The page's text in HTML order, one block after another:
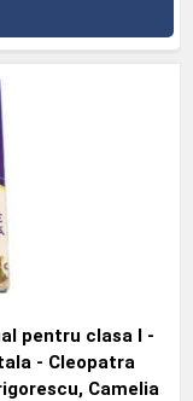
pentru clasa I -
- Cleopatra
Camelia